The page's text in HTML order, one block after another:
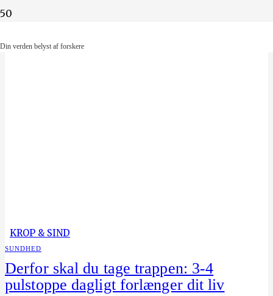
Din verden belyst af forskere
KROP & SIND
SUNDHED
Derfor skal du tage trappen: 3-4
pulstoppe dagligt forlænger dit liv